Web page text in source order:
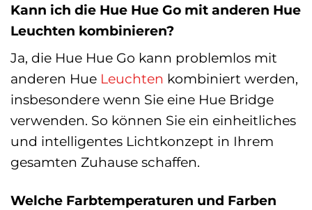
Kann ich die Hue Hue Go mit anderen Hue
Leuchten kombinieren?
Ja, die Hue Hue Go kann problemlos mit
anderen Hue Leuchten kombiniert werden,
insbesondere wenn Sie eine Hue Bridge
verwenden. So können Sie ein einheitliches
und intelligentes Lichtkonzept in Ihrem
gesamten Zuhause schaffen.
Welche Farbtemperaturen und Farben